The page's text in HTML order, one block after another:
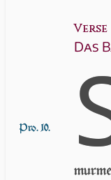
Verse
Das
Pro. 10.